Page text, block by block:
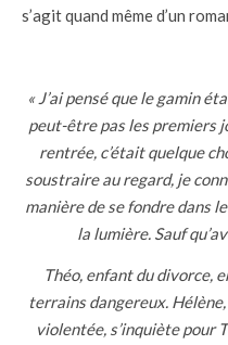
s’agit quand même d’un
« J’ai pensé que le gamin
peut-être pas les premiers
rentrée, c’était quelque
soustraire au regard, je
manière de se fondre dans
la lumière. Sauf
Théo, enfant du divorce,
terrains dangereux.
violentée, s’inquiète pour